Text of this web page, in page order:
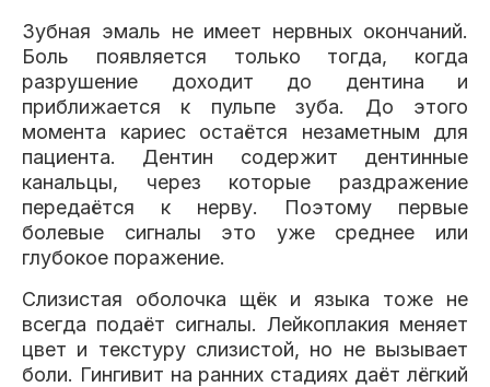
Зубная эмаль не имеет нервных окончаний.
Боль появляется только тогда, когда
разрушение доходит до дентина и
приближается к пульпе зуба. До этого
момента кариес остаётся незаметным для
пациента. Дентин содержит дентинные
канальцы, через которые раздражение
передаётся к нерву. Поэтому первые
болевые сигналы это уже среднее или
глубокое поражение.
Слизистая оболочка щёк и языка тоже не
всегда подаёт сигналы. Лейкоплакия меняет
цвет и текстуру слизистой, но не вызывает
боли. Гингивит на ранних стадиях даёт лёгкий